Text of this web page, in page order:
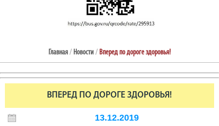
Главная/ Новости/ Вперед по дороге здоровья!
ВПЕРЕД ПО ДОРОГЕ ЗДОРОВЬЯ!
13.12.2019